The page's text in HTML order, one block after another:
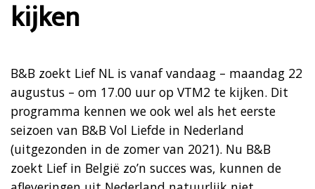
kijken
B&B zoekt Lief NL is vanaf vandaag – maandag 22
augustus – om 17.00 uur op VTM2 te kijken. Dit
programma kennen we ook wel als het eerste
seizoen van B&B Vol Liefde in Nederland
(uitgezonden in de zomer van 2021). Nu B&B
zoekt Lief in België zo’n succes was, kunnen de